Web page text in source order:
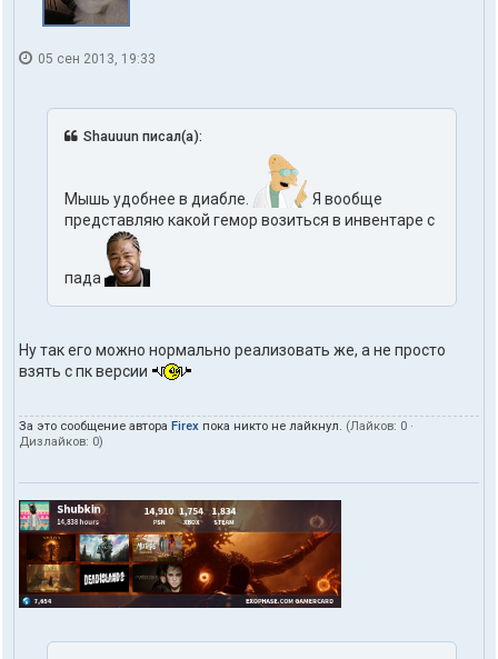
05 сен 2013, 19:33
Shauuun писал(а):
Мышь удобнее в диабле.
Я вообще
представляю какой гемор возиться в инвентаре с
пада
Ну так его можно нормально реализовать же, а не просто
взять с пк версии
За это сообщение автора Firex пока никто не лайкнул. (Лайков: 0 ·
Дизлайков: 0)